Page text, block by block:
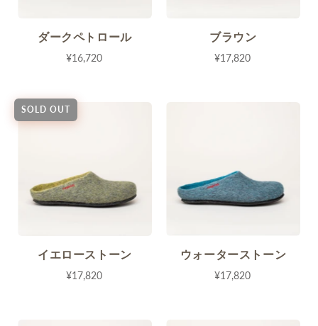
ダークペトロール
¥16,720
ブラウン
¥17,820
SOLD OUT
イエローストーン
¥17,820
ウォーターストーン
¥17,820